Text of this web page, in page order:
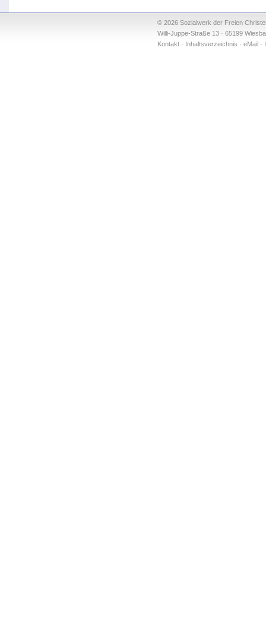
© 2026 Sozialwerk der Freien
Willi-Juppe-Straße 13 · 65199
Kontakt · Inhaltsverzeichnis · eMail ·